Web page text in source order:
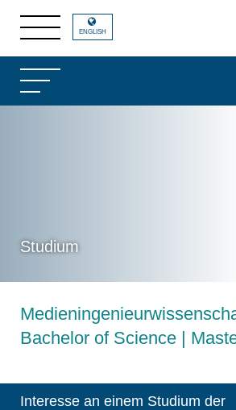
Studium
ENGLISH
Bachelor of Science |
Interesse an einem Studium der